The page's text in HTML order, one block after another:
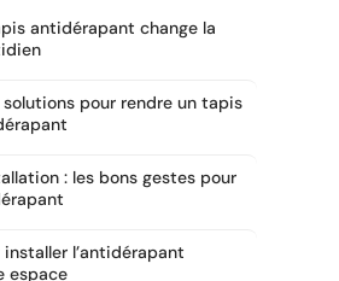
antidérapant change la
solutions pour rendre un tapis
: les bons gestes pour
l’antidérapant
espace